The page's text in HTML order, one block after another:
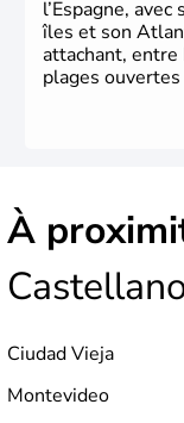
l’Espagne,
îles et son
attachant,
plages
À
Ciudad Vieja
Montevideo